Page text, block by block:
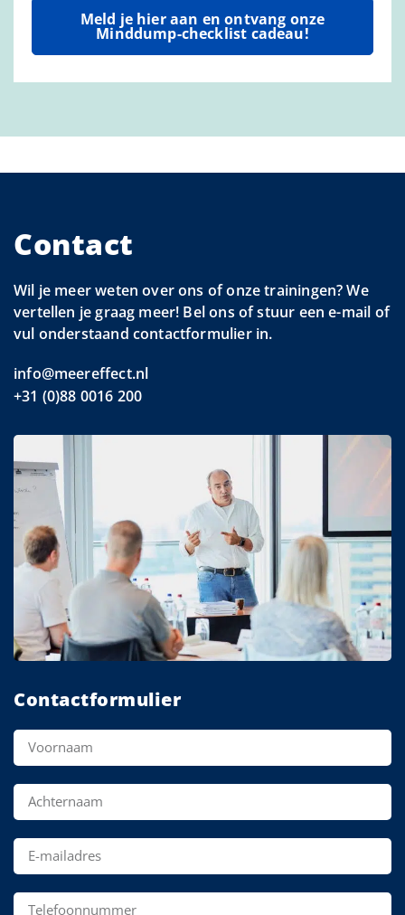
Meld je hier aan en ontvang onze
Minddump-checklist cadeau!
Contact
Wil je meer weten over ons of onze trainingen? We
vertellen je graag meer! Bel ons of stuur een e-mail of
vul onderstaand contactformulier in.
info@meereffect.nl
+31 (0)88 0016 200
Contactformulier